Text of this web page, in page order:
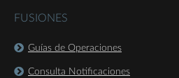
FUSIONES
Guías de Operaciones
Consulta Notificaciones